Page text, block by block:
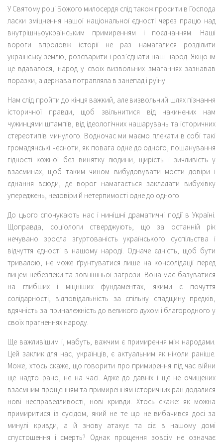
У Святому році Божого милосердя слід також просити в Господа
ласки зміцнення нашої національної єдності через працю над
внутрішньоукраїнським примиренням і поєднанням. Наші
вороги впродовж історії не раз намагалися розділити
українську землю, розсварити і роз’єднати наш народ. Якщо їм
це вдавалося, народ у своїх визвольних змаганнях зазнавав
поразки, а держава потрапляла в занепад і руїну.
Нам слід пройти до кінця важкий, але визвольний шлях пізнання
історичної правди, щоб звільнитися від накинених нам
чужинцями штампів, від ідеологічних нашарувань та історичних
стереотипів минулого. Водночас ми маємо плекати в собі такі
громадянські чесноти, як повага одне до одного, пошанування
гідності кожної без винятку людини, щирість і зичливість у
взаєминах, щоб таким чином вибудовувати мости довіри і
єднання всюди, де ворог намагається закладати вибухівку
упереджень, недовіри й нетерпимості одне до одного.
До цього спонукають нас і нинішні драматичні події в Україні.
Щоправда, соціологи стверджують, що за останній рік
нечувано зросла згуртованість українського суспільства і
відчуття єдності в нашому народі. Одначе єдність, щоб бути
тривалою, не може ґрунтуватися лише на консолідації перед
лицем небезпеки та зовнішньої загрози. Вона має базуватися
на глибших і міцніших фундаментах, якими є почуття
солідарності, відповідальність за спільну спадщину предків,
вдячність за приналежність до великого духом і благородного у
своїх прагненнях народу.
Ще важливішим і, мабуть, важчим є примирення між народами.
Цей заклик для нас, українців, є актуальним як ніколи раніше.
Може, хтось скаже, що говорити про примирення під час війни
ще надто рано, не на часі. Адже до давніх і ще не очищених
взаємним прощенням та примиренням історичних ран додалися
нові несправедливості, нові кривди. Хтось скаже: як можна
примиритися із сусідом, який не те що не вибачився досі за
минулі кривди, а й знову атакує та сіє в нашому домі
спустошення і смерть? Однак прощення зовсім не означає